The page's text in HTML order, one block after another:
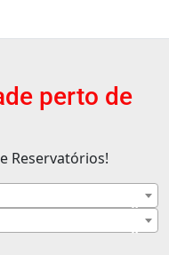
perto de
Reservatórios!
×
×